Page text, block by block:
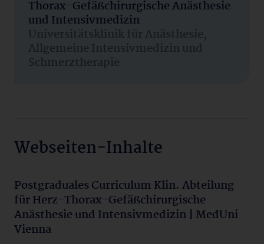
Thorax-Gefäßchirurgische Anästhesie
und Intensivmedizin
Universitätsklinik für Anästhesie,
Allgemeine Intensivmedizin und
Schmerztherapie
Webseiten-Inhalte
Postgraduales Curriculum Klin. Abteilung
für Herz-Thorax-Gefäßchirurgische
Anästhesie und Intensivmedizin | MedUni
Vienna